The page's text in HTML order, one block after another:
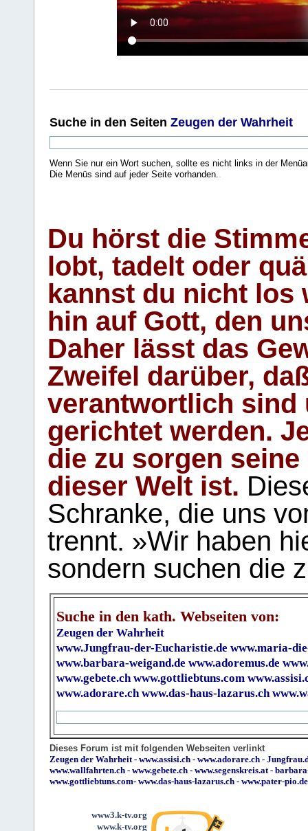
Suche in den Seiten Zeugen der Wahrheit
Wenn Sie nur ein Wort suchen, sollte es nicht links in der
Die Menüs sind auf jeder Seite vorhanden..
Du hörst die
lobt, tadelt oder
kannst du nicht los
hin auf Gott, den
Daher lässt das
Zweifel darüber,
verantwortlich sind
gerichtet werden.
die zu sorgen
dieser Welt ist.
Schranke, die uns
trennt. »Wir haben
sondern suchen die
Suche in den kath. Webseiten von:
Zeugen der Wahrheit
www.Jungfrau-der-Eucharistie.de www.maria-
www.barbara-weigand.de www.adoremus.de
www.gebete.ch www.gottliebtuns.com
www.adorare.ch www.das-haus-lazarus.ch
Dieses Forum ist mit folgenden Webseiten verlinkt
Zeugen der Wahrheit- www.assisi.ch - www.adorare.ch -
www.wallfahrten.ch - www.gebete.ch - www.segenskreis.at-
www.gottliebtuns.com- www.das-haus-lazarus.ch - www.pater-pio.de
www3.k-tv.org
www.k-tv.org